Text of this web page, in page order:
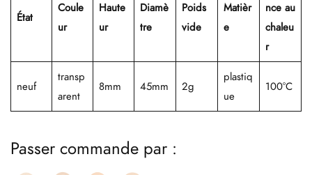
État
Coule
ur
Haute
ur
Diamè
tre
Poids
vide
Matièr
e
nce au
chaleu
r
neuf
transp
arent
8mm 45mm 2g
plastiq
ue
100°C
Passer commande par :